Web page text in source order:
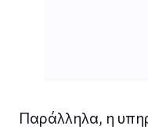
Παράλληλα, η